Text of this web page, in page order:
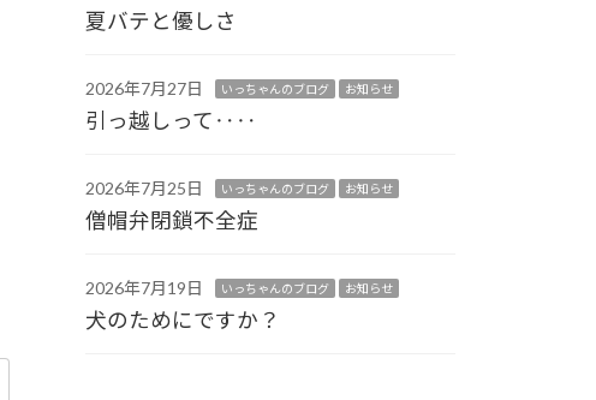
夏バテと優しさ
2026年7月27日 いっちゃんのブログ お知らせ
引っ越しって‥‥
2026年7月25日 いっちゃんのブログ お知らせ
僧帽弁閉鎖不全症
2026年7月19日 いっちゃんのブログ お知らせ
犬のためにですか？